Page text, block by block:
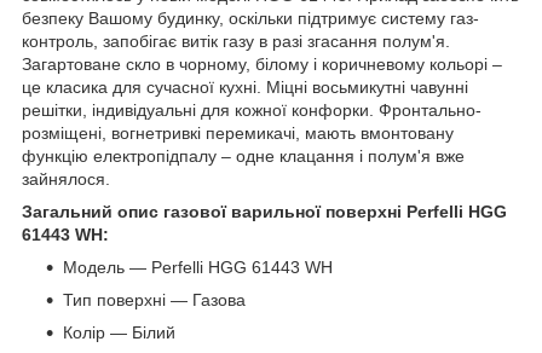
безпеку Вашому будинку, оскільки підтримує систему газ-
контроль, запобігає витік газу в разі згасання полум'я.
Загартоване скло в чорному, білому і коричневому кольорі –
це класика для сучасної кухні. Міцні восьмикутні чавунні
решітки, індивідуальні для кожної конфорки. Фронтально-
розміщені, вогнетривкі перемикачі, мають вмонтовану
функцію електропідпалу – одне клацання і полум'я вже
зайнялося.
Загальний опис газової варильної поверхні Perfelli HGG
61443 WH:
Модель — Perfelli HGG 61443 WH
Тип поверхні — Газова
Колір — Білий